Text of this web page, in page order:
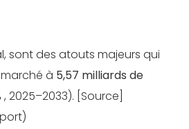
sont des atouts majeurs qui
à 5,57 milliards de
, 2025–2033). [Source]